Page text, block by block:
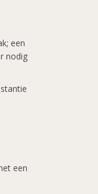
een
nodig
een